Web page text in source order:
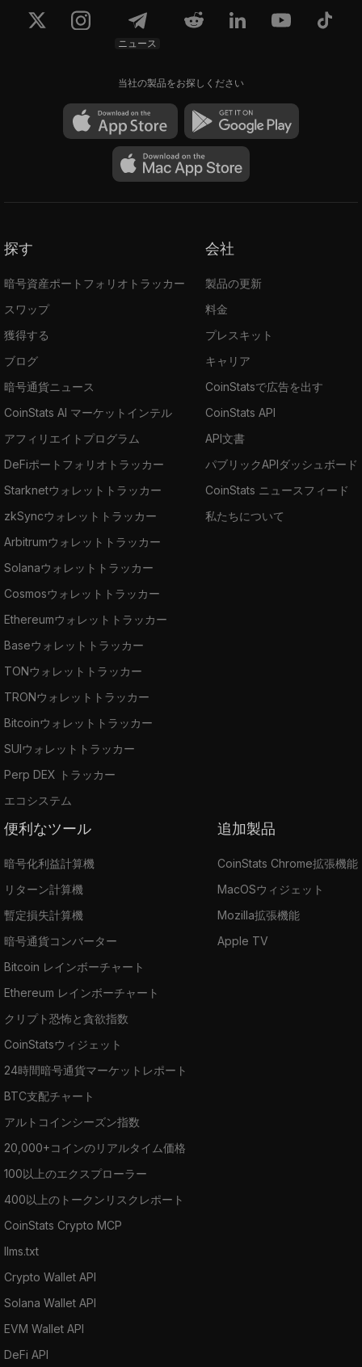
ニュース
当社の製品をお探しください
探す
暗号資産ポートフォリオトラッカー
スワップ
獲得する
ブログ
暗号通貨ニュース
CoinStats AI マーケットインテル
アフィリエイトプログラム
DeFiポートフォリオトラッカー
Starknetウォレットトラッカー
zkSyncウォレットトラッカー
Arbitrumウォレットトラッカー
Solanaウォレットトラッカー
Cosmosウォレットトラッカー
Ethereumウォレットトラッカー
Baseウォレットトラッカー
TONウォレットトラッカー
TRONウォレットトラッカー
Bitcoinウォレットトラッカー
SUIウォレットトラッカー
Perp DEX トラッカー
エコシステム
会社
製品の更新
料金
プレスキット
キャリア
CoinStatsで広告を出す
CoinStats API
API文書
パブリックAPIダッシュボード
CoinStats ニュースフィード
私たちについて
便利なツール
暗号化利益計算機
リターン計算機
暫定損失計算機
暗号通貨コンバーター
Bitcoin レインボーチャート
Ethereum レインボーチャート
クリプト恐怖と貪欲指数
CoinStatsウィジェット
24時間暗号通貨マーケットレポート
BTC支配チャート
アルトコインシーズン指数
20,000+コインのリアルタイム価格
100以上のエクスプローラー
400以上のトークンリスクレポート
CoinStats Crypto MCP
llms.txt
Crypto Wallet API
Solana Wallet API
EVM Wallet API
DeFi API
追加製品
CoinStats Chrome拡張機能
MacOSウィジェット
Mozilla拡張機能
Apple TV